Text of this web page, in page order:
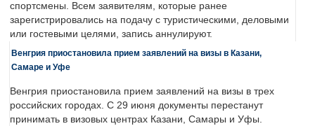
спортсмены. Всем заявителям, которые ранее
зарегистрировались на подачу с туристическими, деловыми
или гостевыми целями, запись аннулируют.
Венгрия приостановила прием заявлений на визы в Казани,
Самаре и Уфе
Венгрия приостановила прием заявлений на визы в трех
российских городах. С 29 июня документы перестанут
принимать в визовых центрах Казани, Самары и Уфы.